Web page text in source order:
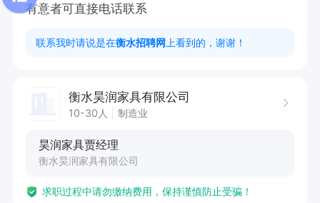
有意者可直接电话联系
联系我时请说是在衡水招聘网 上看到的，谢谢！
衡水昊润家具有限公司
10-30人 制造业
昊润家具贾经理
衡水昊润家具有限公司
求职过程中请勿缴纳费用，保持谨慎防止受骗！